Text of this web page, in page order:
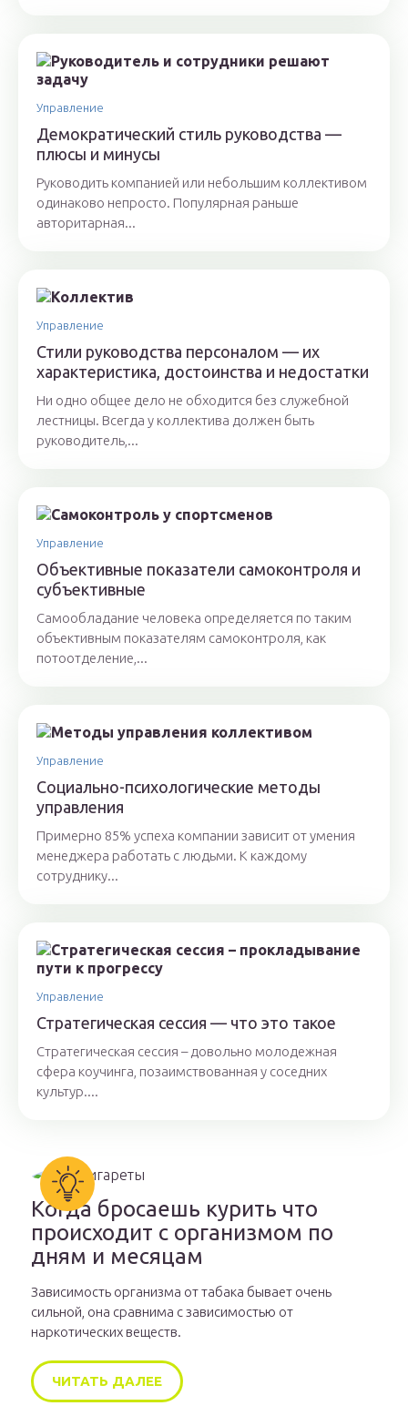
Управление
Демократический стиль руководства —
плюсы и минусы
Руководить компанией или небольшим коллективом
одинаково непросто. Популярная раньше
авторитарная...
Управление
Стили руководства персоналом — их
характеристика, достоинства и недостатки
Ни одно общее дело не обходится без служебной
лестницы. Всегда у коллектива должен быть
руководитель,...
Управление
Объективные показатели самоконтроля и
субъективные
Самообладание человека определяется по таким
объективным показателям самоконтроля, как
потоотделение,...
Управление
Социально-психологические методы
управления
Примерно 85% успеха компании зависит от умения
менеджера работать с людьми. К каждому
сотруднику...
Управление
Стратегическая сессия — что это такое
Стратегическая сессия – довольно молодежная
сфера коучинга, позаимствованная у соседних
культур....
Когда бросаешь курить что
происходит с организмом по
дням и месяцам
Зависимость организма от табака бывает очень
сильной, она сравнима с зависимостью от
наркотических веществ.
ЧИТАТЬ ДАЛЕЕ